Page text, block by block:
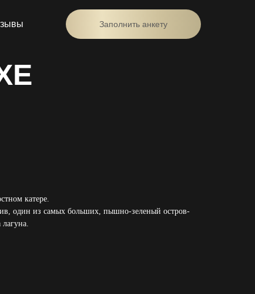
Заполнить анкету
катере.
один из самых больших, пышно-зеленый остров-